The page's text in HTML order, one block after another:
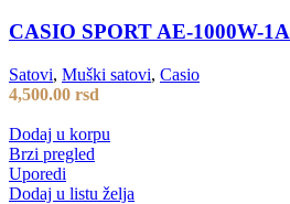
CASIO SPORT AE-1000W-1A
Satovi, Muški satovi, Casio
4,500.00 rsd
Dodaj u korpu
Brzi pregled
Uporedi
Dodaj u listu želja